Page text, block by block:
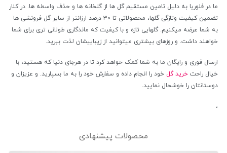
ما در فلوریا به دلیل تامین مستقیم گل ها از گلخانه ها و حذف واسطه ها. در کنار
تضمین کیفیت وتازگی گلها، محصولاتی تا ۳۰ درصد ارزانتر از سایر گل فرونشی ها
به شما عرضه میکنیم. گلهایی تازه و با کیفیت که ماندگاری طولانی تری برای شما
خواهند داشت. و روزهای بیشتری میتوانید از زیباییشان لذت ببرید.
ارسال فوری و رایگان ما به شما کمک حواهد کرد تا در هرجای دنیا که هستید، با
خیال راحت خرید گل خود را انجام داده و سفارش خود را به ما بسپارید. و عزیزان و
دوستانتان را خوشحال نمایید.
،
محصولات پیشنهادی